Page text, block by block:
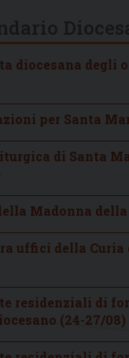
diocesana degli
per Santa
di Santa
Madonna
uffici della Curia
residenziali di
(24-27/08)